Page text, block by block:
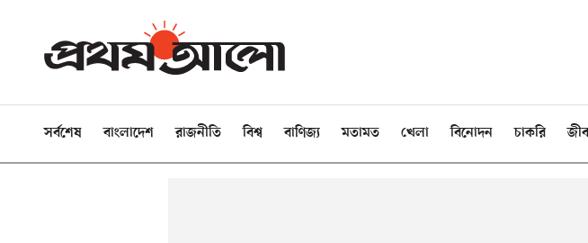
সর্বশেষ বাংলাদেশ রাজনীতি বিশ্ব বাণিজ্য মতামত খেলা বিনোদন চাকরি